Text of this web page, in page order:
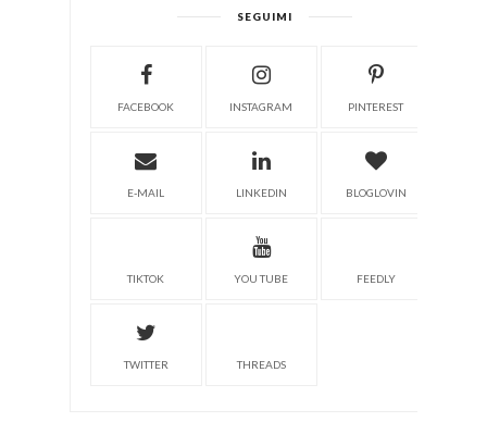
SEGUIMI
FACEBOOK INSTAGRAM PINTEREST
E-MAIL LINKEDIN BLOGLOVIN
TIKTOK YOU TUBE FEEDLY
TWITTER THREADS